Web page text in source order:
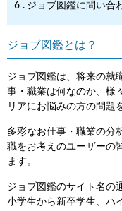
ジョブ図鑑に問い合
ジョブ図鑑とは？
ジョブ図鑑は、将来の就
事・職業は何なのか、様
リアにお悩みの方の問題
多彩なお仕事・職業の分
職をお考えのユーザーの
ます。
ジョブ図鑑のサイト名の
小学生から新卒学生、ハ